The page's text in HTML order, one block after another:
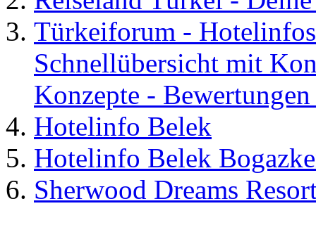
Türkeiforum -
Schnellübersicht mit
Konzepte -
Hotelinfo Belek
Hotelinfo Belek
Sherwood Dreams